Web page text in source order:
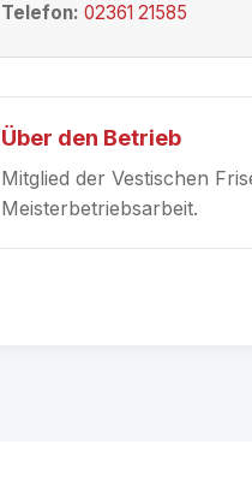
Telefon: 02361 21585
Über den Betrieb
Mitglied der Vestischen
Meisterbetriebsarbeit.